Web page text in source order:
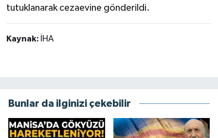
tutuklanarak cezaevine gönderildi.
Kaynak: İHA
Bunlar da ilginizi çekebilir